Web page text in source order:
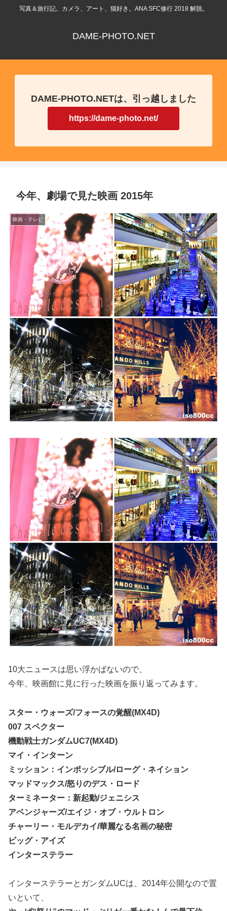
写真＆旅行記。カメラ、アート、猫好き。ANA SFC修行 2018 解脱。
DAME-PHOTO.NET
DAME-PHOTO.NETは、引っ越しました
https://dame-photo.net/
今年、劇場で見た映画 2015年
映画・テレビ
10大ニュースは思い浮かばないので、
今年、映画館に見に行った映画を振り返ってみます。
スター・ウォーズ/フォースの覚醒(MX4D)
007 スペクター
機動戦士ガンダムUC7(MX4D)
マイ・インターン
ミッション：インポッシブル/ローグ・ネイション
マッドマックス/怒りのデス・ロード
ターミネーター：新起動/ジェニシス
アベンジャーズ/エイジ・オブ・ウルトロン
チャーリー・モルデカイ/華麗なる名画の秘密
ビッグ・アイズ
インターステラー
インターステラーとガンダムUCは、2014年公開なので置
いといて、